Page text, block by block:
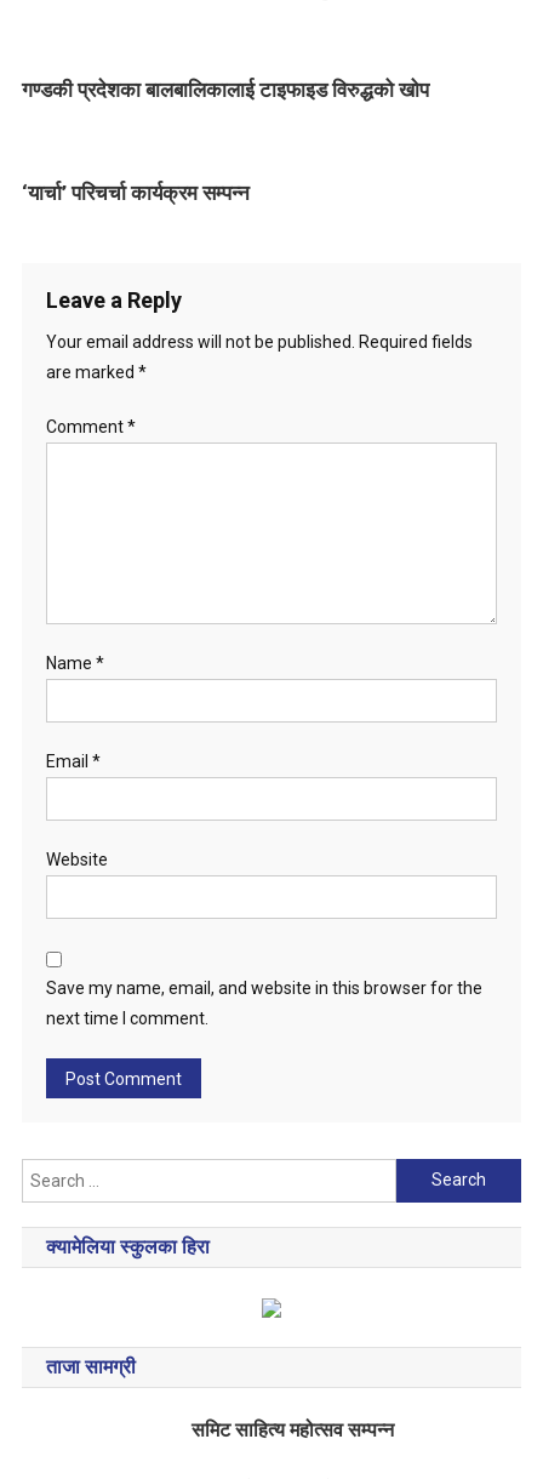
a
गण्डकी प्रदेशका बालबालिकालाई टाइफाइड विरुद्धको खोप
‘यार्चा’ परिचर्चा कार्यक्रम सम्पन्न
Leave a Reply
Your email address will not be published.
Required fields
are marked *
Comment*
Name *
Email *
Website
Save my name, email, and website in this browser for the
next time I comment.
Search
for:
क्यामेलिया स्कुलका हिरा
ताजा सामग्री
समिट साहित्य महोत्सव सम्पन्न